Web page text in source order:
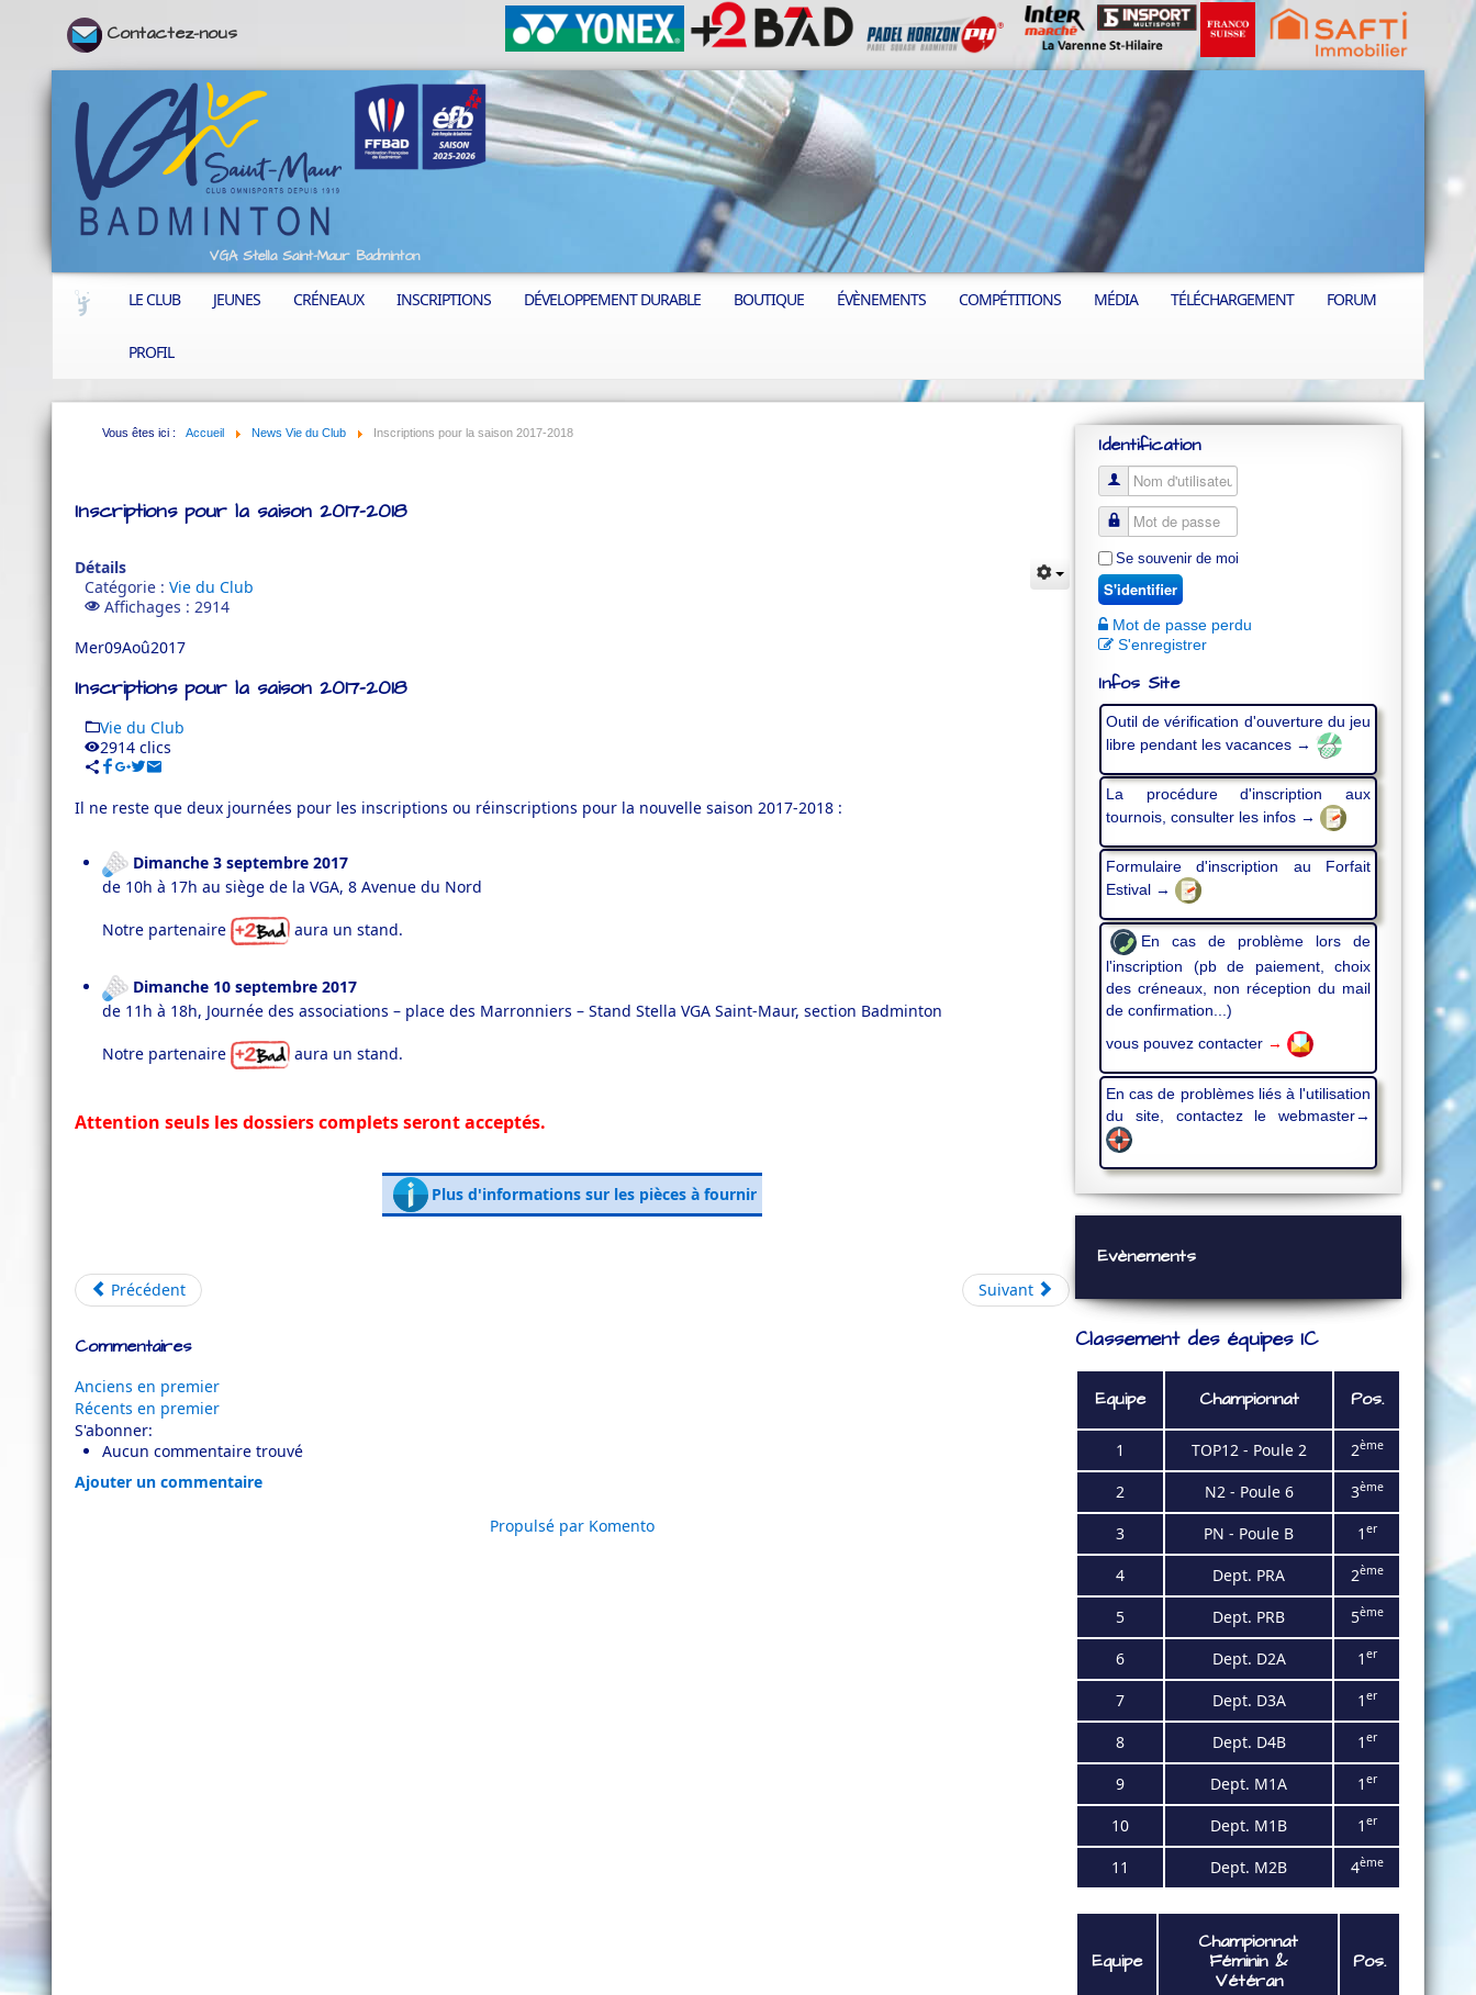
Contactez-nous
VGA Stella Saint-Maur Badminton
LE CLUB JEUNES CRÉNEAUX INSCRIPTIONS DÉVELOPPEMENT DURABLE BOUTIQUE ÉVÈNEMENTS COMPÉTITIONS MÉDIA TÉLÉCHARGEMENT FORUM
PROFIL
Vous êtes ici : Accueil News Vie du Club Inscriptions pour la saison 2017-2018
Inscriptions pour la saison 2017-2018
Détails
Catégorie : Vie du Club
Affichages : 2914
Mer09Aoû2017
Inscriptions pour la saison 2017-2018
Vie du Club
2914 clics
Il ne reste que deux journées pour les inscriptions ou réinscriptions pour la nouvelle saison 2017-2018 :
Dimanche 3 septembre 2017
de 10h à 17h au siège de la VGA, 8 Avenue du Nord
Notre partenaire aura un stand.
Dimanche 10 septembre 2017
de 11h à 18h, Journée des associations – place des Marronniers – Stand Stella VGA Saint-Maur, section Badminton
Notre partenaire aura un stand.
Attention seuls les dossiers complets seront acceptés.
Plus d'informations sur les pièces à fournir
Précédent Suivant
Commentaires
Anciens en premier
Récents en premier
S'abonner:
Aucun commentaire trouvé
Ajouter un commentaire
Propulsé par Komento
Identification
Se souvenir de moi
S'identifier
Mot de passe perdu
S'enregistrer
Infos Site
Outil de vérification d'ouverture du jeu
libre pendant les vacances →
La procédure d'inscription aux
tournois, consulter les infos →
Formulaire d'inscription au Forfait
Estival →
En cas de problème lors de
l'inscription (pb de paiement, choix
des créneaux, non réception du mail
de confirmation...)
vous pouvez contacter →
En cas de problèmes liés à l'utilisation
du site, contactez le webmaster→
Evènements
Classement des équipes IC
Equipe Championnat Pos.
1 TOP12 - Poule 2 2ème
2 N2 - Poule 6 3ème
3 PN - Poule B 1 er
4 Dept. PRA 2ème
5 Dept. PRB 5ème
6 Dept. D2A 1 er
7 Dept. D3A 1 er
8 Dept. D4B 1 er
9 Dept. M1A 1 er
10 Dept. M1B 1 er
11 Dept. M2B 4ème
Equipe
Championnat
Féminin&
Vétéran
Pos.